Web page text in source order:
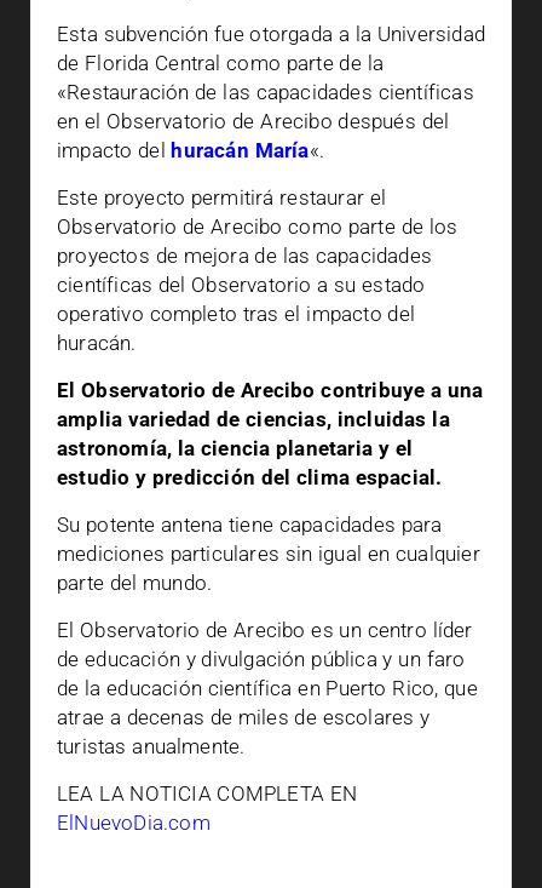
Esta subvención fue otorgada a la Universidad
de Florida Central como parte de la
«Restauración de las capacidades científicas
en el Observatorio de Arecibo después del
impacto del
huracán María«.
Este proyecto permitirá restaurar el
Observatorio de Arecibo como parte de los
proyectos de mejora de las capacidades
científicas del Observatorio a su estado
operativo completo tras el impacto del
huracán.
El Observatorio de Arecibo contribuye a una
amplia variedad de ciencias, incluidas la
astronomía, la ciencia planetaria y el
estudio y predicción del clima espacial.
Su potente antena tiene capacidades para
mediciones particulares sin igual en cualquier
parte del mundo.
El Observatorio de Arecibo es un centro líder
de educación y divulgación pública y un faro
de la educación científica en Puerto Rico, que
atrae a decenas de miles de escolares y
turistas anualmente.
LEA LA NOTICIA COMPLETA EN
ElNuevoDia.com